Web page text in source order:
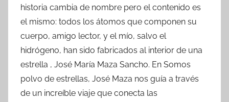
historia cambia de nombre pero el contenido es
el mismo: todos los átomos que componen su
cuerpo, amigo lector, y el mío, salvo el
hidrógeno, han sido fabricados al interior de una
estrella , José María Maza Sancho. En Somos
polvo de estrellas, José Maza nos guía a través
de un increíble viaje que conecta las